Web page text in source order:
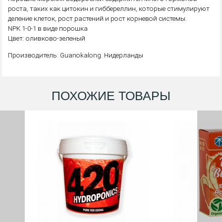
роста, таких как цитокин и гиббереллин, которые стимулируют
деление клеток, рост растений и рост корневой системы.
NPK 1-0-1 в виде порошка
Цвет: оливково-зеленый
Производитель: Guanokalong. Нидерланды
ПОХОЖИЕ ТОВАРЫ